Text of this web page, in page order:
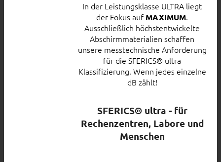
In der Leistungsklasse ULTRA liegt
der Fokus auf MAXIMUM.
Ausschließlich höchstentwickelte
Abschirmmaterialien schaffen
unsere messtechnische Anforderung
für die SFERICS® ultra
Klassifizierung. Wenn jedes einzelne
dB zählt!
SFERICS® ultra - für
Rechenzentren, Labore und
Menschen